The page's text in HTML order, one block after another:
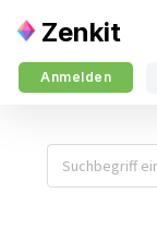
Zenkit
Anmelden